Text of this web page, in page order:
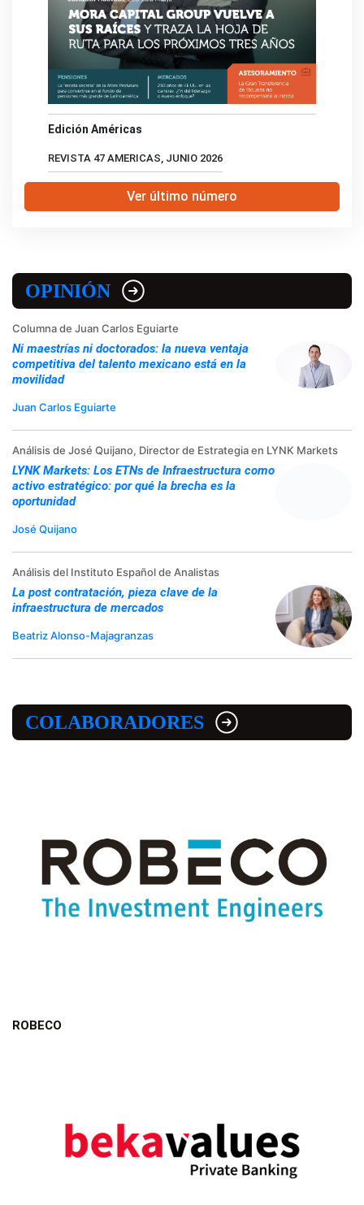
Edición Américas
REVISTA 47 AMERICAS, JUNIO 2026
Ver último número
OPINIÓN
Columna de Juan Carlos Eguiarte
Ni maestrías ni doctorados: la nueva ventaja
competitiva del talento mexicano está en la
movilidad
Juan Carlos Eguiarte
Análisis de José Quijano, Director de Estrategia en LYNK Markets
LYNK Markets: Los ETNs de Infraestructura como
activo estratégico: por qué la brecha es la
oportunidad
José Quijano
Análisis del Instituto Español de Analistas
La post contratación, pieza clave de la
infraestructura de mercados
Beatriz Alonso-Majagranzas
COLABORADORES
ROBECO